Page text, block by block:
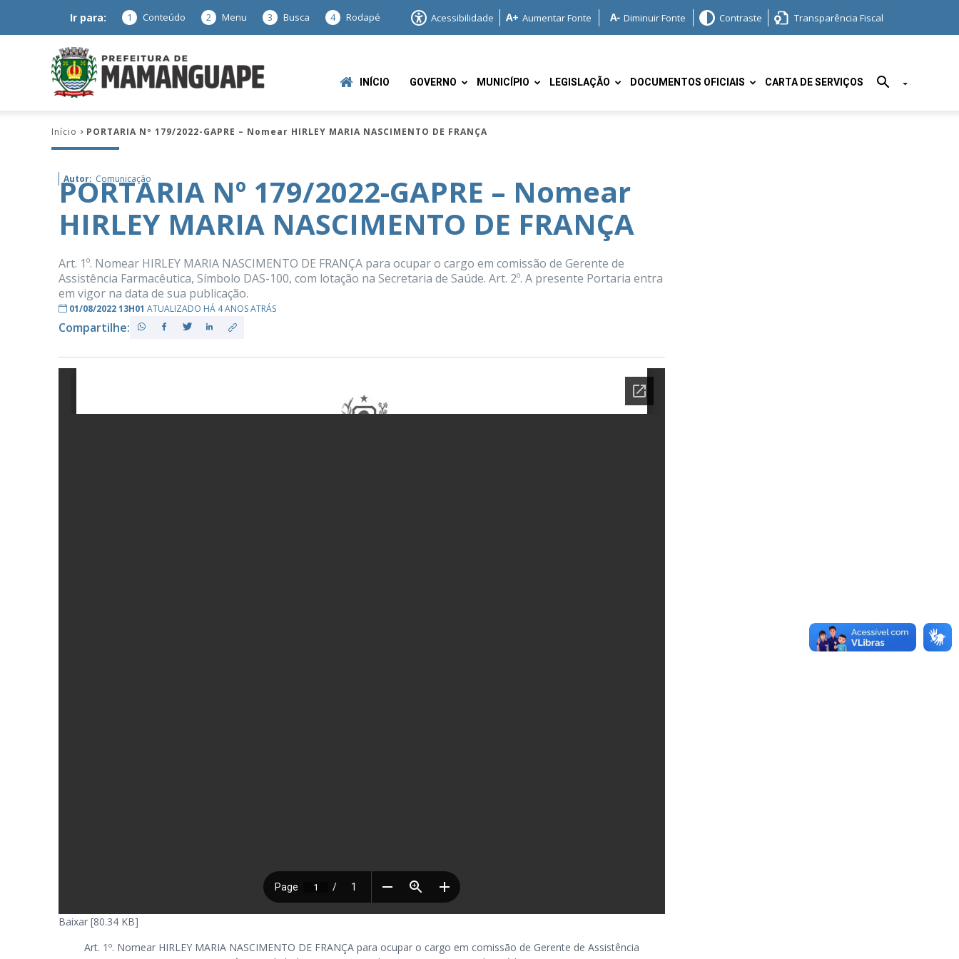
Ir para: 1 Conteúdo 2 Menu 3 Busca 4 Rodapé Acessibilidade Aumentar Fonte Diminuir Fonte Contraste Transparência Fiscal
Mamanguape
INÍCIO GOVERNO MUNICÍPIO LEGISLAÇÃO DOCUMENTOS OFICIAIS CARTA DE SERVIÇOS
Início PORTARIA Nº 179/2022-GAPRE – Nomear HIRLEY MARIA NASCIMENTO DE FRANÇA
Autor: Comunicação
PORTARIA Nº 179/2022-GAPRE – Nomear
HIRLEY MARIA NASCIMENTO DE FRANÇA
Art. 1º. Nomear HIRLEY MARIA NASCIMENTO DE FRANÇA para ocupar o cargo em comissão de Gerente de
Assistência Farmacêutica, Símbolo DAS-100, com lotação na Secretaria de Saúde. Art. 2º. A presente Portaria entra
em vigor na data de sua publicação.
01/08/2022 13H01 ATUALIZADO HÁ 4 ANOS ATRÁS
Compartilhe:
Baixar [80.34 KB]
Art. 1º. Nomear HIRLEY MARIA NASCIMENTO DE FRANÇA para ocupar o cargo em comissão de Gerente de Assistência